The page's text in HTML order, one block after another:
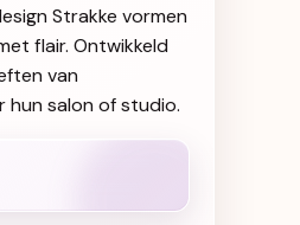
Strakke vormen
flair. Ontwikkeld
van
hun salon of studio.